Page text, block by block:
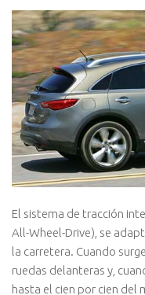
El sistema de tracción
All-Wheel-Drive), se
la carretera. Cuando
ruedas delanteras y,
hasta el cien por cien del